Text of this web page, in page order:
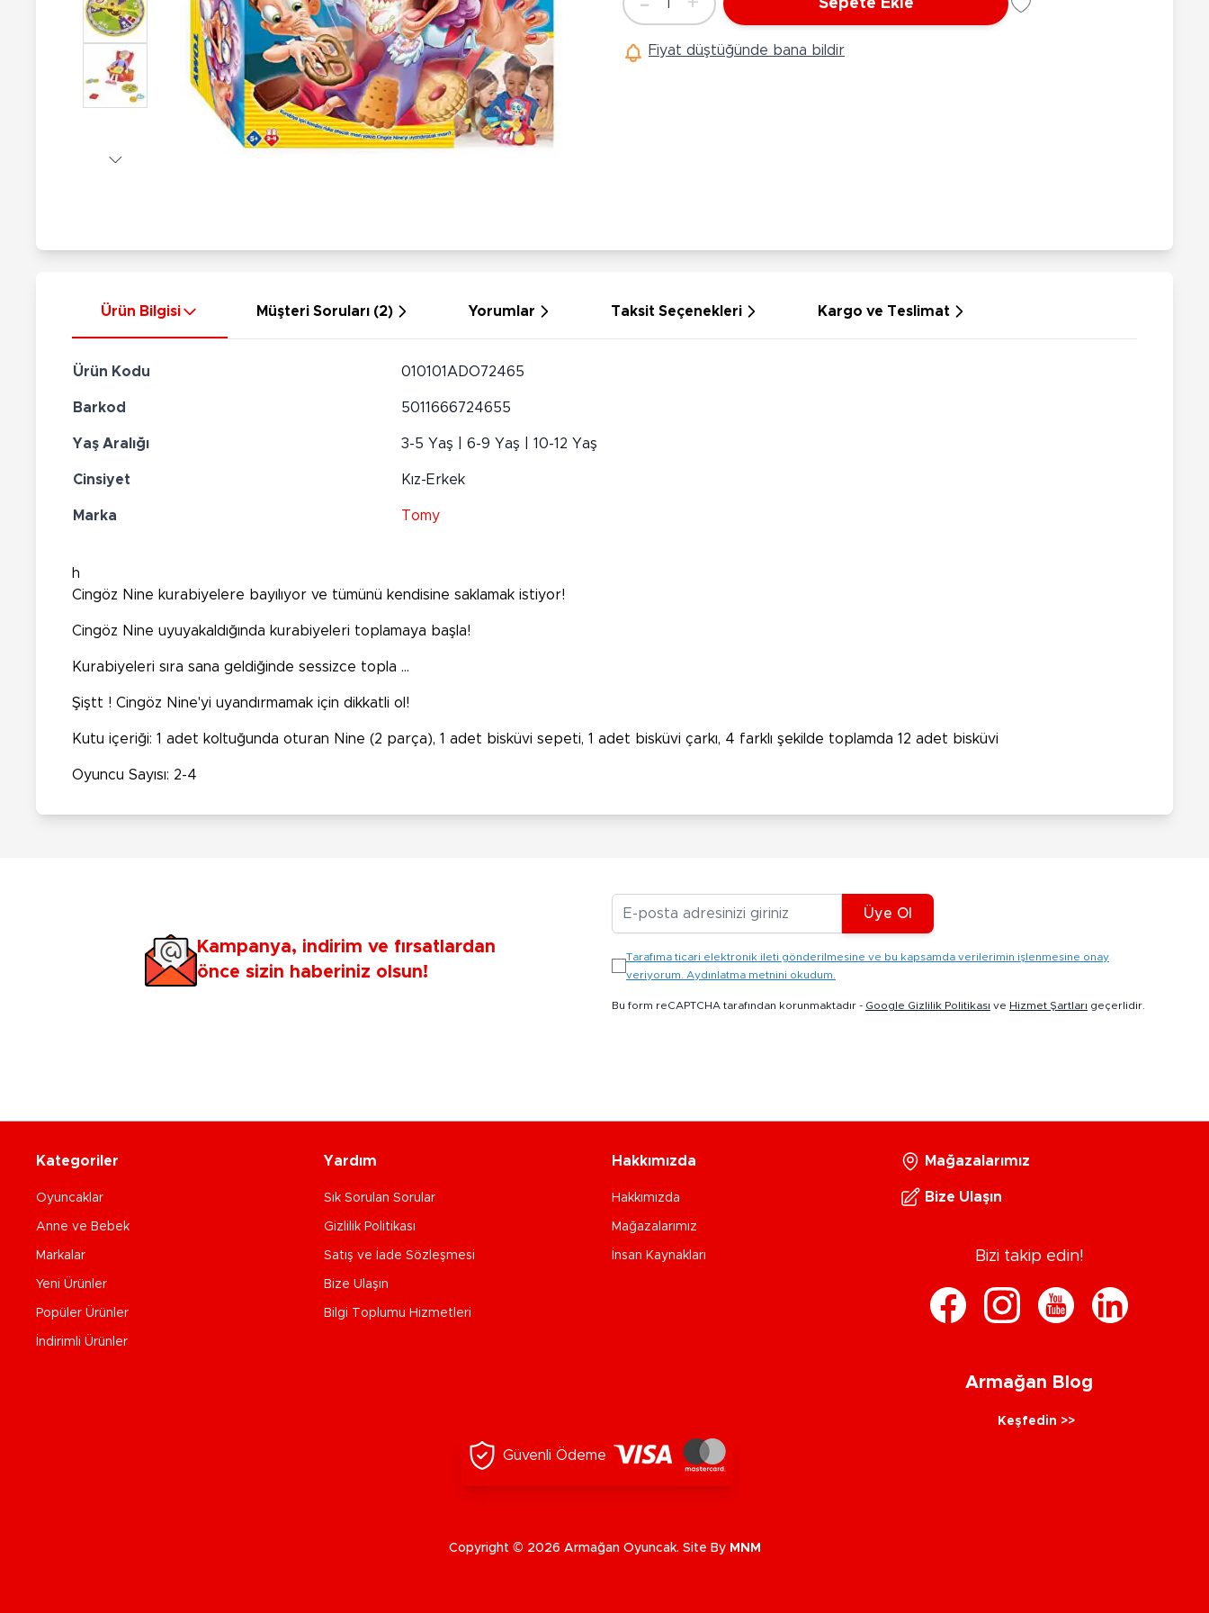
Hayvan Figürler
Çeşitli Figürler
Koleksiyon Figürler
Elektronik Ürünler
Nerf
Silahlar
Silah Setleri
Kılıç Setleri
Ok Setleri
Hobi Oyuncakları
Maketler
Sihirbazlık Setleri
Puzzlelar
Çeşitli Eğlence Oyuncakları
Bebek Araç Gereçleri
Ürünleri
Akülü Araçlar
Bin Git Araçlar
Çeşitli Peluşlar
Adet
1 Sepete Ekle
Fiyat düştüğünde bana bildir
Ürün Bilgisi Müşteri Soruları (2) Yorumlar Taksit Seçenekleri Kargo ve Teslimat
Ürün Kodu 010101ADO72465
Barkod 5011666724655
Yaş Aralığı 3-5 Yaş | 6-9 Yaş | 10-12 Yaş
Cinsiyet Kız-Erkek
Marka Tomy
h
Cingöz Nine kurabiyelere bayılıyor ve tümünü kendisine saklamak istiyor!
Cingöz Nine uyuyakaldığında kurabiyeleri toplamaya başla!
Kurabiyeleri sıra sana geldiğinde sessizce topla …
Şiştt ! Cingöz Nine'yi uyandırmamak için dikkatli ol!
Kutu içeriği: 1 adet koltuğunda oturan Nine (2 parça), 1 adet bisküvi sepeti, 1 adet bisküvi çarkı, 4 farklı şekilde toplamda 12 adet bisküvi
Oyuncu Sayısı: 2-4
Kampanya, indirim ve fırsatlardan
önce sizin haberiniz olsun!
E-posta Adresiniz
Üye Ol
Tarafıma ticari elektronik ileti gönderilmesine ve bu kapsamda verilerimin işlenmesine onay
veriyorum. Aydınlatma metnini okudum.
Bu form reCAPTCHA tarafından korunmaktadır - Google Gizlilik Politikası ve Hizmet Şartları geçerlidir.
Kategoriler
Oyuncaklar
Anne ve Bebek
Markalar
Yeni Ürünler
Popüler Ürünler
İndirimli Ürünler
Yardım
Sık Sorulan Sorular
Gizlilik Politikası
Satış ve İade Sözleşmesi
Bize Ulaşın
Bilgi Toplumu Hizmetleri
Hakkımızda
Hakkımızda
Mağazalarımız
İnsan Kaynakları
Mağazalarımız
Bize Ulaşın
Bizi takip edin!
Armağan Blog
Keşfedin >>
Güvenli Ödeme
Copyright © 2026 Armağan Oyuncak. Site By MNM